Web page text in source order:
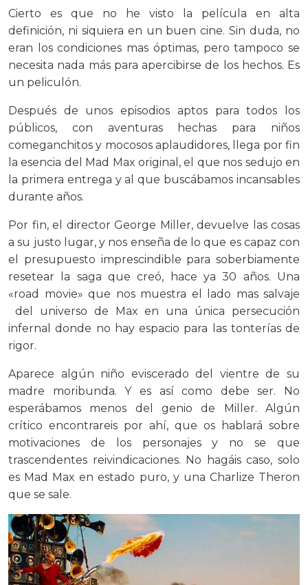
Cierto es que no he visto la película en alta
definición, ni siquiera en un buen cine. Sin duda, no
eran los condiciones mas óptimas, pero tampoco se
necesita nada más para apercibirse de los hechos. Es
un peliculón.
Después de unos episodios aptos para todos los
públicos, con aventuras hechas para niños
comeganchitos y mocosos aplaudidores, llega por fin
la esencia del Mad Max original, el que nos sedujo en
la primera entrega y al que buscábamos incansables
durante años.
Por fin, el director George Miller, devuelve las cosas
a su justo lugar, y nos enseña de lo que es capaz con
el presupuesto imprescindible para soberbiamente
resetear la saga que creó, hace ya 30 años. Una
«road movie» que nos muestra el lado mas salvaje
del universo de Max en una única persecución
infernal donde no hay espacio para las tonterías de
rigor.
Aparece algún niño eviscerado del vientre de su
madre moribunda. Y es así como debe ser. No
esperábamos menos del genio de Miller. Algún
crítico encontrareis por ahí, que os hablará sobre
motivaciones de los personajes y no se que
trascendentes reivindicaciones. No hagáis caso, solo
es Mad Max en estado puro, y una Charlize Theron
que se sale.